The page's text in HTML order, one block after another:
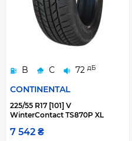
B C 72 дБ
CONTINENTAL
225/55 R17 [101] V
WinterContact TS870P XL
7 542 ₴